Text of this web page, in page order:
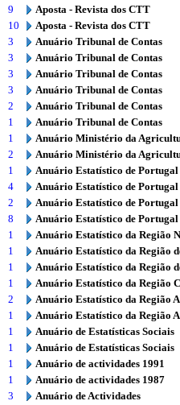
9
Aposta - Revista dos CTT
10
Aposta - Revista dos CTT
3
Anuário Tribunal de Contas
3
Anuário Tribunal de Contas
3
Anuário Tribunal de Contas
3
Anuário Tribunal de Contas
2
Anuário Tribunal de Contas
1
Anuário Tribunal de Contas
1
Anuário Ministério da
2
Anuário Ministério da
1
Anuário Estatístico de Portugal
4
Anuário Estatístico de Portugal
2
Anuário Estatístico de Portugal
8
Anuário Estatístico de Portugal
1
Anuário Estatístico da Região
1
Anuário Estatístico da Região
1
Anuário Estatístico da Região
1
Anuário Estatístico da Região
2
Anuário Estatístico da Região
1
Anuário Estatístico da Região
1
Anuário de Estatísticas Sociais
1
Anuário de Estatísticas Sociais
1
Anuário de actividades 1991
1
Anuário de actividades 1987
3
Anuário de Actividades